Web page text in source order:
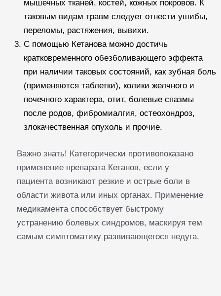
мышечных тканей, костей, кожных покровов. К
таковым видам травм следует отнести ушибы,
переломы, растяжения, вывихи.
С помощью Кетанова можно достичь
кратковременного обезболивающего эффекта
при наличии таковых состояний, как зубная боль
(применяются таблетки), колики желчного и
почечного характера, отит, болевые спазмы
после родов, фибромиалгия, остеохондроз,
злокачественная опухоль и прочие.
Важно знать! Категорически противопоказано
применение препарата Кетанов, если у
пациента возникают резкие и острые боли в
области живота или иных органах. Применение
медикамента способствует быстрому
устранению болевых синдромов, маскируя тем
самым симптоматику развивающегося недуга.